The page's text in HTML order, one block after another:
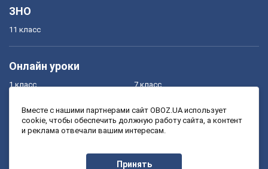
ЗНО
11 класс
Онлайн уроки
1 класс
3 класс
7 класс
9 класс
Вместе с нашими партнерами сайт OBOZ.UA использует
cookie, чтобы обеспечить должную работу сайта, а контент
и реклама отвечали вашим интересам.
Принять